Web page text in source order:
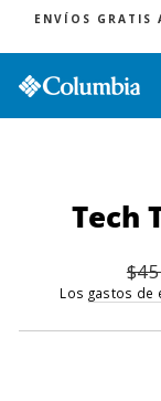
al
contenido
ENVÍOS GRATIS
Tech
Los gastos de